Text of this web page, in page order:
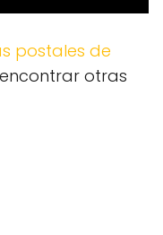
postales de
otras